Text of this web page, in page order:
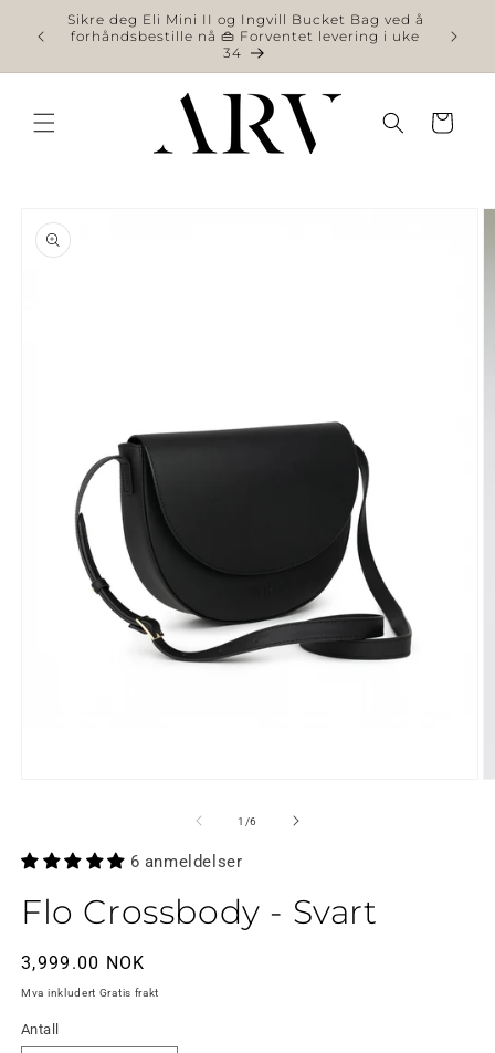
videre
til
Sikre deg Eli Mini II og Ingvill Bucket Bag ved å
forhåndsbestille nå 👜 Forventet levering i uke
34
Handlekurv
videre til
modal
1 /av
6
6 anmeldelser
Flo Crossbody - Svart
Ordinær
pris
3,999.00 NOK
Mva inkludert Gratis frakt
Antall